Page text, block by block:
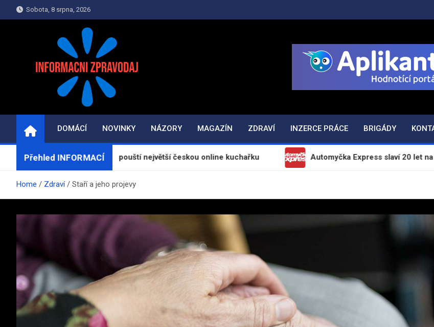
to
Sobota, 8 srpna, 2026
INFORMAČNÍ-ZPRAVODAJ.CZ
Informace a zpravodajství on-line
DOMÁCÍ
NOVINKY NÁZORY MAGAZÍN ZDRAVÍ INZERCE PRÁCE BRIGÁDY
Přehled INFORMACÍ
spouští největší českou online kuchařku Automyčka Express slaví 20 let na trhu novou
Home Zdraví Staří a jeho projevy